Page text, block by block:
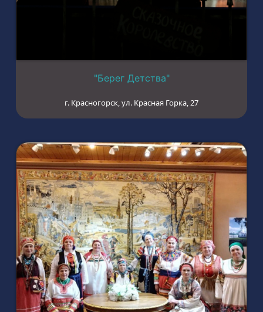
"Берег Детства"
г. Красногорск, ул. Красная Горка, 27